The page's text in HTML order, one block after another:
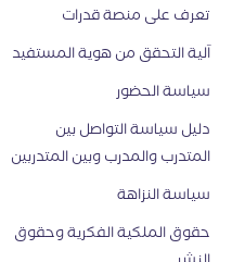
تعرف على منصة قدرات
اَلية التحقق من هوية المستفيد
سياسة الحضور
دليل سياسة التواصل بين
المتدرب والمدرب وبين المتدربين
سياسة النزاهة
حقوق الملكية الفكرية وحقوق